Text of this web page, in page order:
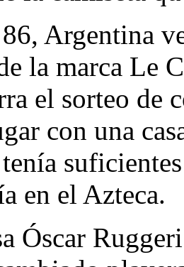
Argentina
la marca Le
el sorteo de
con una
en el Azteca.
Óscar